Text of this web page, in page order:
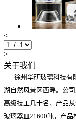
<
>|
关于我们
徐州华研玻璃科技有
湖自然风景区西畔。公
高级技工几十名，产品
玻璃器皿21600吨，产